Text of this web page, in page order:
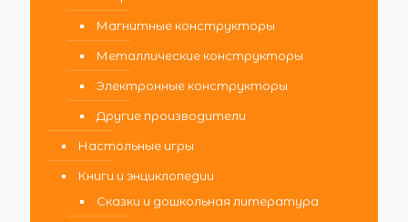
Магнитные конструкторы
Металлические конструкторы
Электронные конструкторы
Другие производители
Настольные игры
Книги и энциклопедии
Сказки и дошкольная литература